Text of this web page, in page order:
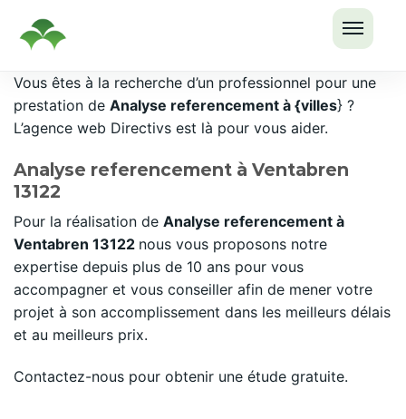
LE
Passer
au
contenu
Vous êtes à la recherche d’un professionnel pour une
prestation de Analyse referencement à {villes} ?
L’agence web Directivs est là pour vous aider.
Analyse referencement à Ventabren
13122
Pour la réalisation de Analyse referencement à
Ventabren 13122 nous vous proposons notre
expertise depuis plus de 10 ans pour vous
accompagner et vous conseiller afin de mener votre
projet à son accomplissement dans les meilleurs délais
et au meilleurs prix.
Contactez-nous pour obtenir une étude gratuite.